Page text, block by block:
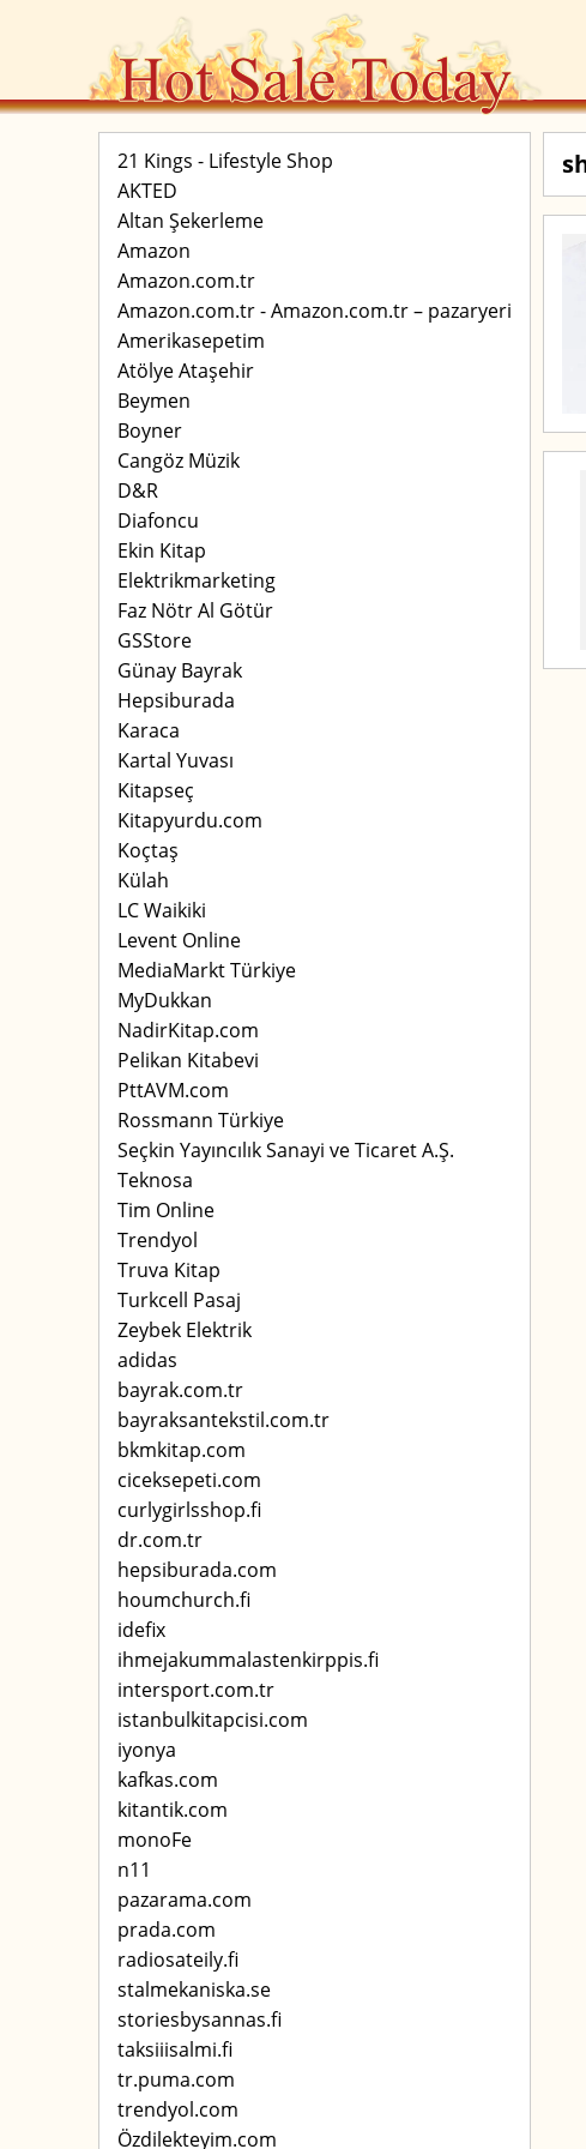
21 Kings - Lifestyle Shop
AKTED
Altan Şekerleme
Amazon
Amazon.com.tr
Amazon.com.tr - Amazon.com.tr – pazaryeri
Amerikasepetim
Atölye Ataşehir
Beymen
Boyner
Cangöz Müzik
D&R
Diafoncu
Ekin Kitap
Elektrikmarketing
Faz Nötr Al Götür
GSStore
Günay Bayrak
Hepsiburada
Karaca
Kartal Yuvası
Kitapseç
Kitapyurdu.com
Koçtaş
Külah
LC Waikiki
Levent Online
MediaMarkt Türkiye
MyDukkan
NadirKitap.com
Pelikan Kitabevi
PttAVM.com
Rossmann Türkiye
Seçkin Yayıncılık Sanayi ve Ticaret A.Ş.
Teknosa
Tim Online
Trendyol
Truva Kitap
Turkcell Pasaj
Zeybek Elektrik
adidas
bayrak.com.tr
bayraksantekstil.com.tr
bkmkitap.com
ciceksepeti.com
curlygirlsshop.fi
dr.com.tr
hepsiburada.com
houmchurch.fi
idefix
ihmejakummalastenkirppis.fi
intersport.com.tr
istanbulkitapcisi.com
iyonya
kafkas.com
kitantik.com
monoFe
n11
pazarama.com
prada.com
radiosateily.fi
stalmekaniska.se
storiesbysannas.fi
taksiiisalmi.fi
tr.puma.com
trendyol.com
Özdilekteyim.com